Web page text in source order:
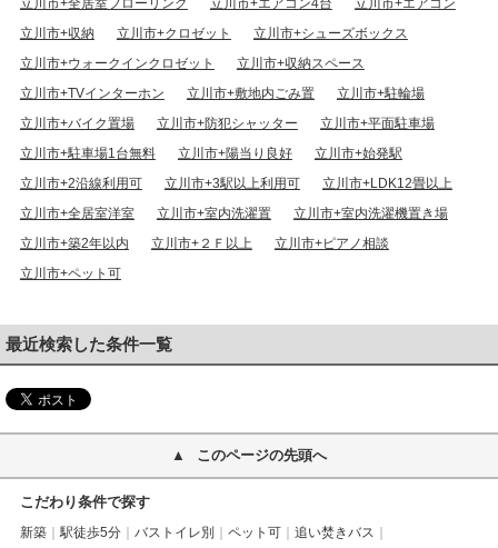
立川市+全居室フローリング 立川市+エアコン4台
立川市+エアコン
立川市+収納
立川市+クロゼット
立川市+シューズボックス
立川市+ウォークインクロゼット
立川市+収納スペース
立川市+TVインターホン
立川市+敷地内ごみ置
立川市+駐輪場
立川市+バイク置場
立川市+防犯シャッター
立川市+平面駐車場
立川市+駐車場1台無料
立川市+陽当り良好
立川市+始発駅
立川市+2沿線利用可
立川市+3駅以上利用可
立川市+LDK12畳以上
立川市+全居室洋室
立川市+室内洗濯置
立川市+室内洗濯機置き場
立川市+築2年以内
立川市+２Ｆ以上
立川市+ピアノ相談
立川市+ペット可
最近検索した条件一覧
このページの先頭へ
こだわり条件で探す
新築 駅徒歩5分 バストイレ別 ペット可
追い焚きバス